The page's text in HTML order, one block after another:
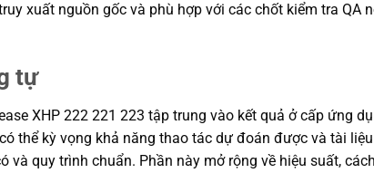
xuất nguồn gốc và phù hợp với các chốt kiểm tra QA
tự
XHP 222 221 223 tập trung vào kết quả ở cấp ứng
thể kỳ vọng khả năng thao tác dự đoán được và tài
quy trình chuẩn. Phần này mở rộng về hiệu suất,